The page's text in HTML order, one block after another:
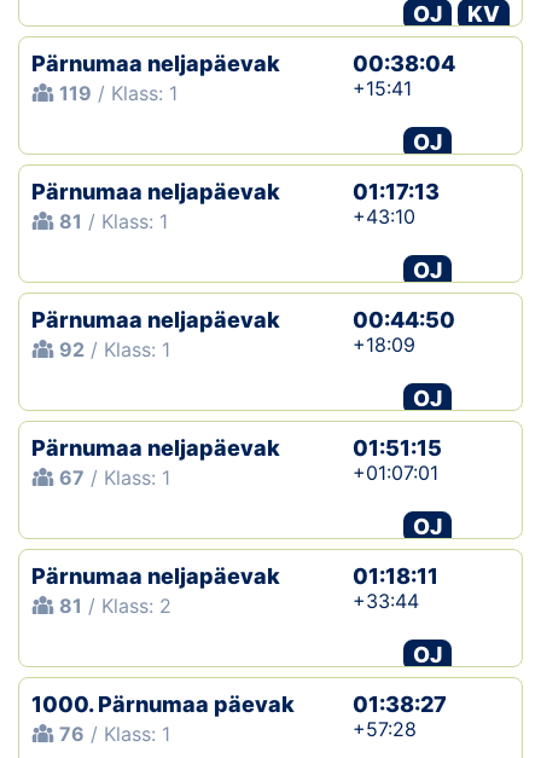
OJ
KV
Pärnumaa neljapäevak
119 / Klass: 1
00:38:04
+15:41
OJ
Pärnumaa neljapäevak
81 / Klass: 1
01:17:13
+43:10
OJ
Pärnumaa neljapäevak
92 / Klass: 1
00:44:50
+18:09
OJ
Pärnumaa neljapäevak
67 / Klass: 1
01:51:15
+01:07:01
OJ
Pärnumaa neljapäevak
81 / Klass: 2
01:18:11
+33:44
OJ
1000. Pärnumaa päevak
76 / Klass: 1
01:38:27
+57:28